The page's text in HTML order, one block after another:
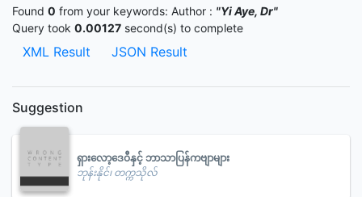
Found 0 from your keywords: Author : "Yi Aye, Dr"
Query took 0.00127 second(s) to complete
XML Result JSON Result
Suggestion
ရှားလော့ဒေဝီနှင့် ဘာသာပြန်ကဗျာများ
ဘုန်းနိုင်၊ တက္ကသိုလ်